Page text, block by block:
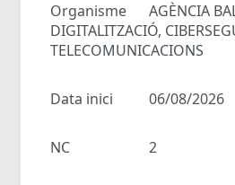
Organisme
AGÈNCIA
DIGITALITZACIÓ,
TELECOMUNICACIONS
Data inici 06/08/2026
NC 2